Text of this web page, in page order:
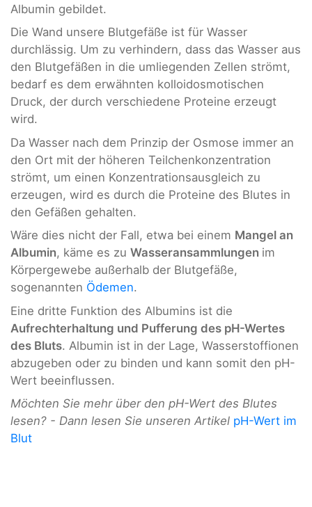
Albumin gebildet.
Die Wand unsere Blutgefäße ist für Wasser
durchlässig. Um zu verhindern, dass das Wasser aus
den Blutgefäßen in die umliegenden Zellen strömt,
bedarf es dem erwähnten kolloidosmotischen
Druck, der durch verschiedene Proteine erzeugt
wird.
Da Wasser nach dem Prinzip der Osmose immer an
den Ort mit der höheren Teilchenkonzentration
strömt, um einen Konzentrationsausgleich zu
erzeugen, wird es durch die Proteine des Blutes in
den Gefäßen gehalten.
Wäre dies nicht der Fall, etwa bei einem Mangel an
Albumin, käme es zu Wasseransammlungen im
Körpergewebe außerhalb der Blutgefäße,
sogenannten Ödemen.
Eine dritte Funktion des Albumins ist die
Aufrechterhaltung und Pufferung des pH-Wertes
des Bluts. Albumin ist in der Lage, Wasserstoffionen
abzugeben oder zu binden und kann somit den pH-
Wert beeinflussen.
Möchten Sie mehr über den pH-Wert des Blutes
lesen? - Dann lesen Sie unseren Artikel pH-Wert im
Blut